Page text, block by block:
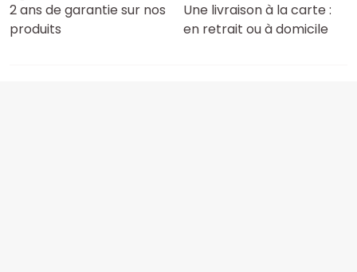
2 ans de garantie sur nos
produits
Une livraison à la carte :
en retrait ou à domicile